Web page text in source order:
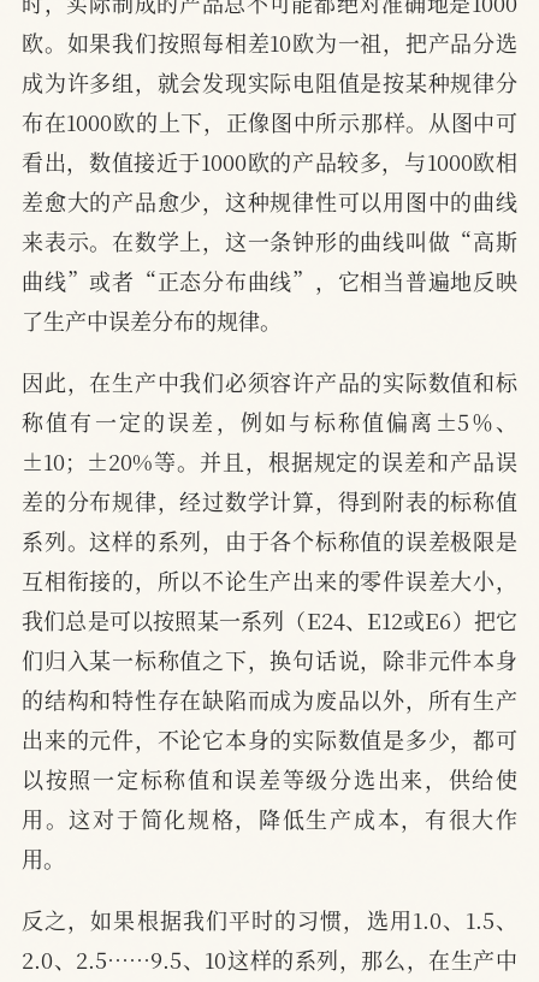
欧。如果我们按照每相差10欧为一祖，把产品分选
成为许多组，就会发现实际电阻值是按某种规律分
布在1000欧的上下，正像图中所示那样。从图中可
看出，数值接近于1000欧的产品较多，与1000欧相
差愈大的产品愈少，这种规律性可以用图中的曲线
来表示。在数学上，这一条钟形的曲线叫做“高斯
曲线”或者“正态分布曲线”，它相当普遍地反映
了生产中误差分布的规律。
因此，在生产中我们必须容许产品的实际数值和标
称值有一定的误差，例如与标称值偏离±5％、
±10；±20%等。并且，根据规定的误差和产品误
差的分布规律，经过数学计算，得到附表的标称值
系列。这样的系列，由于各个标称值的误差极限是
互相衔接的，所以不论生产出来的零件误差大小，
我们总是可以按照某一系列（E24、E12或E6）把它
们归入某一标称值之下，换句话说，除非元件本身
的结构和特性存在缺陷而成为废品以外，所有生产
出来的元件，不论它本身的实际数值是多少，都可
以按照一定标称值和误差等级分选出来，供给使
用。这对于简化规格，降低生产成本，有很大作
用。
反之，如果根据我们平时的习惯，选用1.0、1.5、
2.0、2.5……9.5、10这样的系列，那么，在生产中